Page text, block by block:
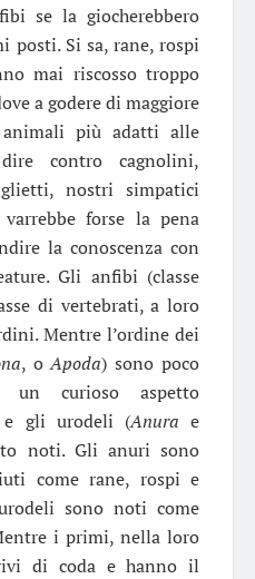
se la giocherebbero
posti. Si sa, rane, rospi
mai riscosso troppo
a godere di maggiore
più adatti alle
contro cagnolini,
nostri simpatici
forse la pena
la conoscenza con
Gli anfibi (classe
di vertebrati, a loro
Mentre l’ordine dei
, oApoda) sono poco
un curioso aspetto
e gli urodeli (Anura e
noti. Gli anuri sono
come rane, rospi e
sono noti come
i primi, nella loro
di coda e hanno il